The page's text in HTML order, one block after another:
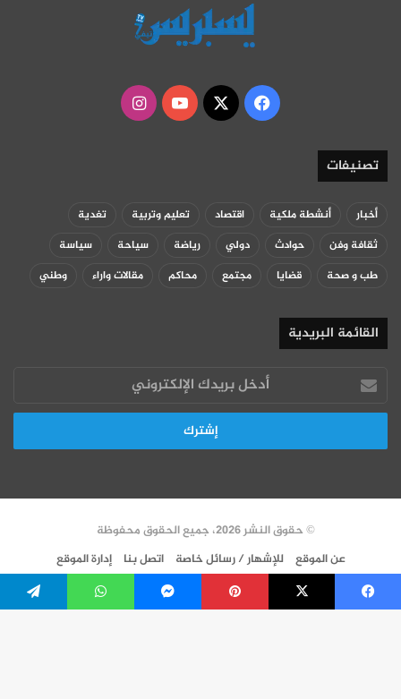
فيسبوك
‫X
‫YouTubeانستقرام
تصنيفات
أخبار أنشطة ملكية اقتصاد تعليم وتربية
تغدية
ثقافة وفن
حوادث دولي رياضة سياحة
سياسة
طب و صحة
قضايا مجتمع محاكم مقالات واراء وطني
القائمة البريدية
أدخل
بريدك
الإلكتروني
© حقوق النشر 2026، جميع الحقوق محفوظة
عن الموقع
للإشهار / رسائل خاصة اتصل بنا
إدارة الموقع
سياسة الخصوصية
VERSION FR
فيسبوك ‫X بينتيريست ماسنجر واتساب تيلقرام